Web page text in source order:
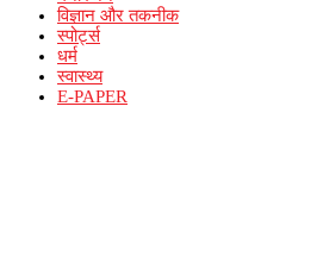
विज्ञान और तकनीक
स्पोर्ट्स
धर्म
स्वास्थ्य
E-PAPER